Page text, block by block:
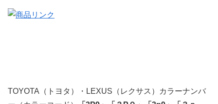
TOYOTA（トヨタ）・LEXUS（レクサス）カラーナンバ